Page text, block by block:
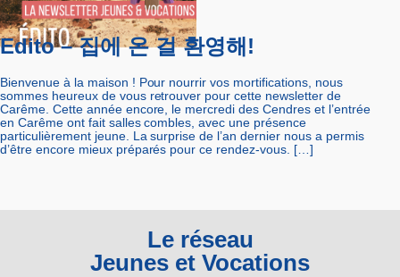
Edito – 집에 온 걸 환영해!
Bienvenue à la maison ! Pour nourrir vos mortifications, nous
sommes heureux de vous retrouver pour cette newsletter de
Carême. Cette année encore, le mercredi des Cendres et l’entrée
en Carême ont fait salles combles, avec une présence
particulièrement jeune. La surprise de l’an dernier nous a permis
d’être encore mieux préparés pour ce rendez-vous. […]
Le réseau
Jeunes et Vocations